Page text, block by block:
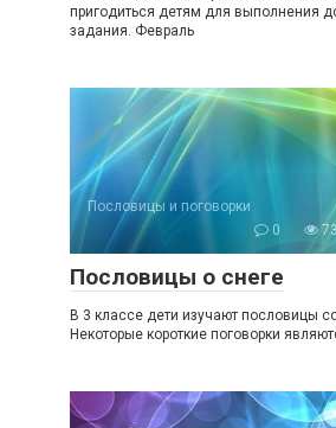
пригодиться детям для выполнения
задания. Февраль
Пословицы и поговорки
0
Пословицы о снеге
В 3 классе дети изучают пословицы
Некоторые короткие поговорки